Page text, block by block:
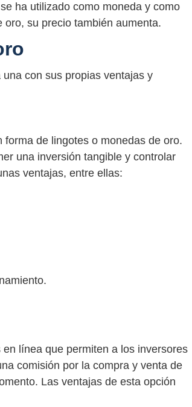
ha utilizado como moneda y como
oro, su precio también aumenta.
con sus propias ventajas y
de lingotes o monedas de oro.
una inversión tangible y controlar
ventajas, entre ellas:
línea que permiten a los inversores
comisión por la compra y venta de
Las ventajas de esta opción